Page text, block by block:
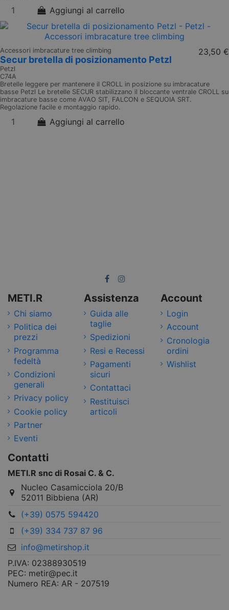
Aggiungi al carrello
Accessori imbracature tree climbing
Secur bretella di posizionamento Petzl
Petzl
C74A
23,50 €
Bretelle leggere per mantenere il CROLL in posizione su imbracature
basse Petzl Le bretelle SECUR stabilizzano il bloccante ventrale CROLL su
imbracature basse come AVAO SIT, FALCON e SEQUOIA SRT.
Regolazione facile e montaggio rapido.
Aggiungi al carrello
METI.R
Chi siamo
Politica dei
prezzi
Programma
fedeltà
Condizioni
generali
Privacy policy
Cookie policy
Partner
Eventi
Assistenza
Guida alle
taglie
Spedizioni
Resi e Recessi
Pagamenti
sicuri
Contattaci
Restituisci
articoli
Account
Login
Account
Cronologia
ordini
Wishlist
Contatti
METI.R snc di Rosai C. & C.
Nucleo Casamicciola 20/B
52011 Bibbiena (AR)
(+39) 0575 594420
(+39) 334 737 87 96
info@metirshop.it
P.IVA: 02388930519
PEC: metir@pec.it
Numero REA: AR - 207519